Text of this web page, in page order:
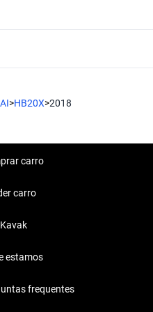
>HB20X>2018
carro
carro
estamos
frequentes